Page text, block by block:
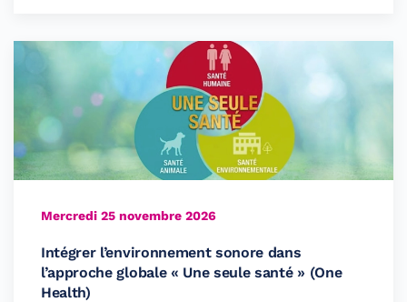
Mercredi 25 novembre 2026
Intégrer l’environnement sonore dans
l’approche globale « Une seule santé » (One
Health)